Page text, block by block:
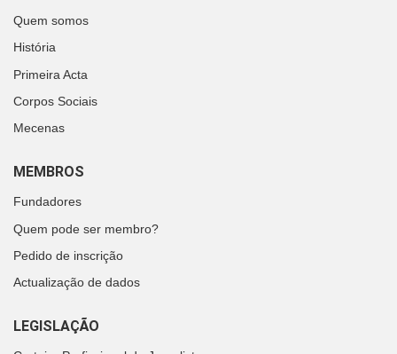
Quem somos
História
Primeira Acta
Corpos Sociais
Mecenas
MEMBROS
Fundadores
Quem pode ser membro?
Pedido de inscrição
Actualização de dados
LEGISLAÇÃO